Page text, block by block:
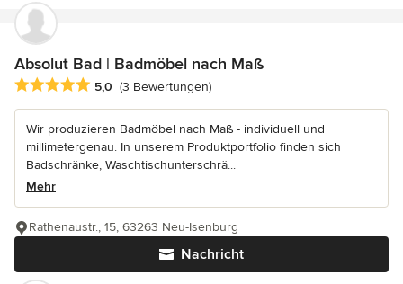
Absolut Bad | Badmöbel nach Maß
Durchschnittliche Bewertung: 5 von 5 Sternen
5,0 (3 Bewertungen)
Wir produzieren Badmöbel nach Maß - individuell und
millimetergenau. In unserem Produktportfolio finden sich
Badschränke, Waschtischunterschrä...
Mehr
Nachricht
Rathenaustr., 15, 63263 Neu-Isenburg